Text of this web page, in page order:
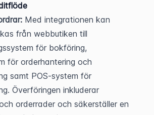
Med integrationen kan
från webbutiken till
för bokföring,
för orderhantering och
samt POS-system för
Överföringen inkluderar
orderrader och säkerställer en